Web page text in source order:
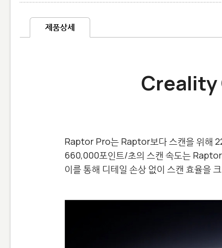
제품상세
Creality
Raptor Pro는 Raptor보다 스캔을 위해
660,000포인트/초의 스캔 속도는
이를 통해 디테일 손상 없이 스캔 효율을